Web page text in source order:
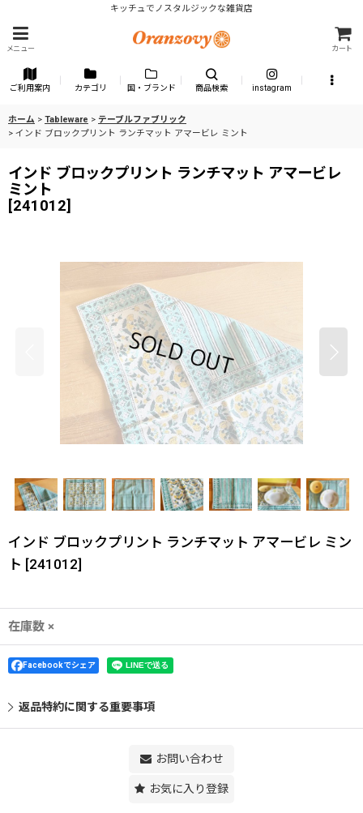
キッチュでノスタルジックな雑貨店
メニュー カート
ご利用案内 カテゴリ 国・ブランド 商品検索 instagram
ホーム > Tableware > テーブルファブリック
> インド ブロックプリント ランチマット アマービレ ミント
インド ブロックプリント ランチマット アマービレ
ミント
[241012]
インド ブロックプリント ランチマット アマービレ ミン
ト [241012]
在庫数 ×
Facebookでシェア
返品特約に関する重要事項
お問い合わせ
お気に入り登録